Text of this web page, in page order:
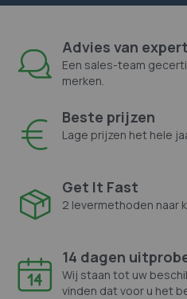
Advies van
Een sales-team
merken.
Beste prijzen
Lage prijzen het hele
Get It Fast
2 levermethoden naar
14 dagen
Wij staan tot uw
vinden dat voor u het